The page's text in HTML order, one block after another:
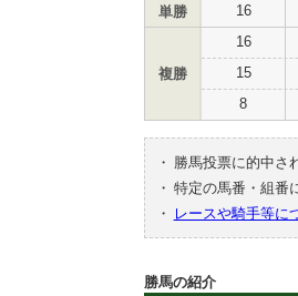
単勝 16
複勝
16
15
8
・
勝馬投票に的中さ
・ 特定の馬番・組番
・
レースや騎手等に
勝馬の紹介